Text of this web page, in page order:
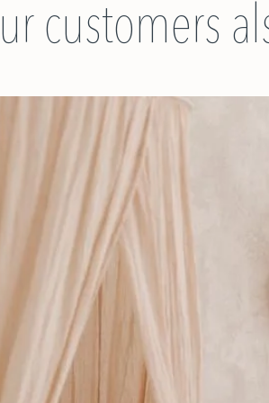
customers